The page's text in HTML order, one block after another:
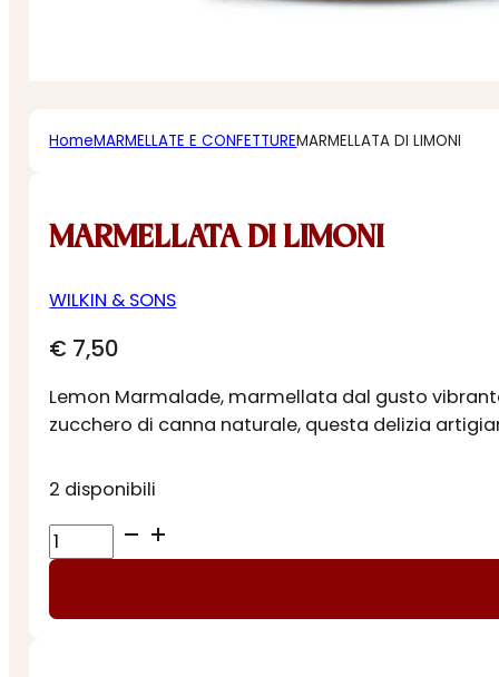
HomeMARMELLATE E CONFETTUREMARMELLATA DI LIMONI
MARMELLATA DI LIMONI
WILKIN & SONS
€ 7,50
Lemon Marmalade, marmellata dal gusto
zucchero di canna naturale, questa delizia
2 disponibili
MARMELLATA
DI
quantità